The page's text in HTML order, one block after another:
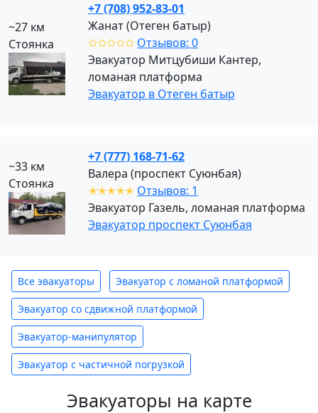
~27 км
Стоянка
+7 (708) 952-83-01
Жанат (Отеген батыр)
✩✩✩✩✩ Отзывов: 0
Эвакуатор Митцубиши Кантер,
ломаная платформа
Эвакуатор в Отеген батыр
~33 км
Стоянка
+7 (777) 168-71-62
Валера (проспект Суюнбая)
✭✭✭✭✭ Отзывов: 1
Эвакуатор Газель, ломаная платформа
Эвакуатор проспект Суюнбая
Все эвакуаторы Эвакуатор с ломаной платформой
Эвакуатор со сдвижной платформой
Эвакуатор-манипулятор
Эвакуатор с частичной погрузкой
Эвакуаторы на карте